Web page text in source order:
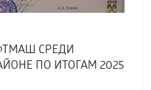
СРЕДИ
ПО ИТОГАМ 2025